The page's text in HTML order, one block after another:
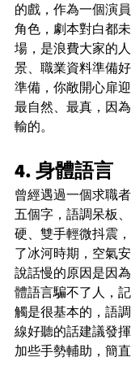
的戲，作為一個演
角色，劇本對白都
場，是浪費大家的
景、職業資料準備
準備，你敞開心扉
最自然、最真，因
輸的。
4. 身體語言
曾經遇過一個求職
五個字，語調呆板
硬、雙手輕微抖震
了冰河時期，空氣
說話慢的原因是因
體語言騙不了人，
觸是很基本的，語
線好聽的話建議發
加些手勢輔助，簡直